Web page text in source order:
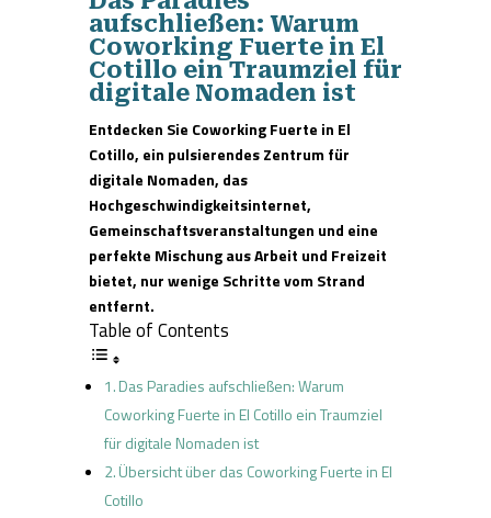
aufschließen: Warum
Coworking Fuerte in El
Cotillo ein Traumziel für
digitale Nomaden ist
Entdecken Sie Coworking Fuerte in El
Cotillo, ein pulsierendes Zentrum für
digitale Nomaden, das
Hochgeschwindigkeitsinternet,
Gemeinschaftsveranstaltungen und eine
perfekte Mischung aus Arbeit und Freizeit
bietet, nur wenige Schritte vom Strand
entfernt.
Table of Contents
Das Paradies aufschließen: Warum
Coworking Fuerte in El Cotillo ein Traumziel
für digitale Nomaden ist
Übersicht über das Coworking Fuerte in El
Cotillo